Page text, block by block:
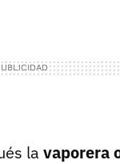
la vaporera